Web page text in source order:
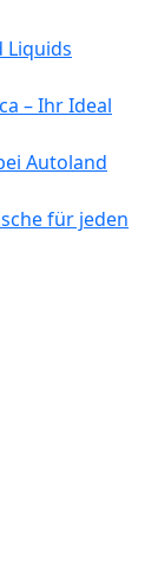
Liquids
– Ihr Ideal
Autoland
für jeden